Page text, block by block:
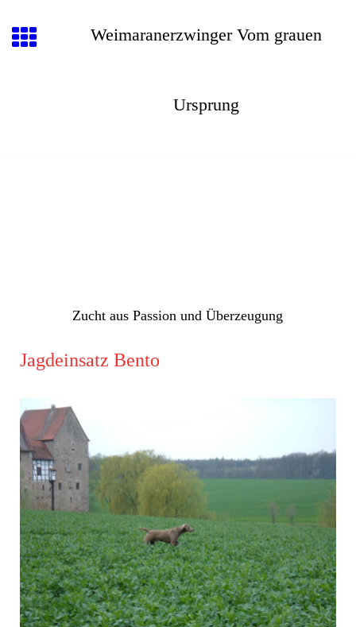
Weimaranerzwinger Vom grauen
Ursprung
Zucht aus Passion und Überzeugung
Jagdeinsatz Bento